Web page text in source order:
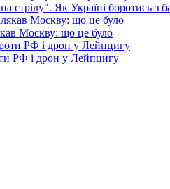
стрілу". Як Україні боротись з
Москву: що це було
РФ і дрон у Лейпцигу